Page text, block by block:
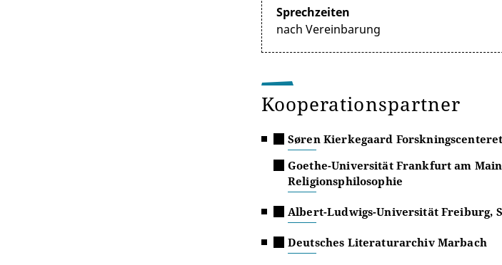
Sprechzeiten
nach Vereinbarung
Kooperationspartner
Søren Kierkegaard
Goethe-Universität Frankfurt am
Religionsphilosophie
Albert-Ludwigs-Universität Freiburg,
Deutsches Literaturarchiv Marbach